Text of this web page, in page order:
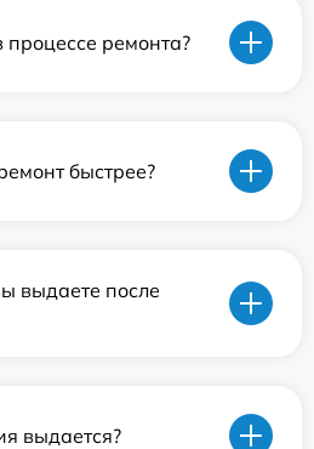
ремонта?
быстрее?
выдаете после
выдается?